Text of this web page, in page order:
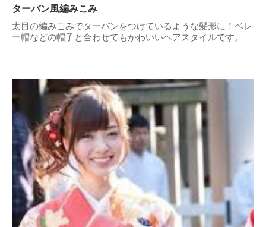
ターバン風編みこみ
太目の編みこみでターバンをつけているような髪形に！ベレ
ー帽などの帽子と合わせてもかわいいヘアスタイルです。